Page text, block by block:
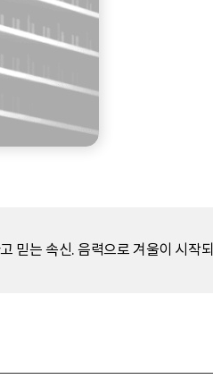
믿는 속신. 음력으로 겨울이 시작